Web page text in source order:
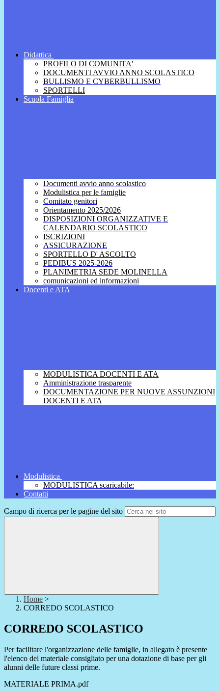
Didattica
PROFILO DI COMUNITA'
DOCUMENTI AVVIO ANNO SCOLASTICO
BULLISMO E CYBERBULLISMO
SPORTELLI
Scuola Famiglia
Documenti avvio anno scolastico
Modulistica per le famiglie
Comitato genitori
Orientamento 2025/2026
DISPOSIZIONI ORGANIZZATIVE E
CALENDARIO SCOLASTICO
ISCRIZIONI
ASSICURAZIONE
SPORTELLO D' ASCOLTO
PEDIBUS 2025-2026
PLANIMETRIA SEDE MOLINELLA
comunicazioni ed informazioni
Docenti e ATA
MODULISTICA DOCENTI E ATA
Amministrazione trasparente
DOCUMENTAZIONE PER NUOVE ASSUNZIONI
DOCENTI E ATA
Modulistica
MODULISTICA scaricabile:
Contatti
Campo di ricerca per le pagine del sito
Home >
CORREDO SCOLASTICO
CORREDO SCOLASTICO
Per facilitare l'organizzazione delle famiglie, in allegato è presente
l'elenco del materiale consigliato per una dotazione di base per gli
alunni delle future classi prime.
MATERIALE PRIMA.pdf